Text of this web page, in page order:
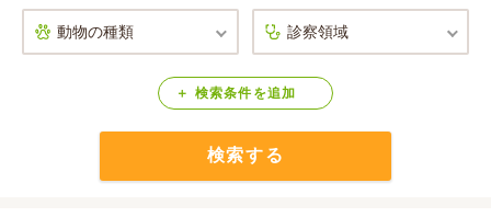
口コミ検索
Calooペットとは？ 検索条件 を追加
検索する